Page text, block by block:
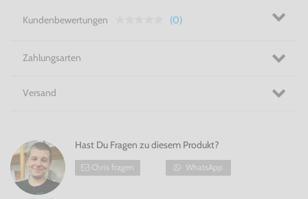
Schussmodus
Star Wars - Jedi Knight 2: Jedi Outcast für
Der gefallene Jedi Katarn greift erneut zu seinem
Entwickelt von den preisgekrönten Raven Studios
Wars - Jedi Knight 2: Jedi Outcast für GameCube!
Dieses Spiel auf der Wii spielen?
Kundenbewertungen (0)
Zahlungsarten
Versand
Hast Du Fragen zu diesem Produkt?
Chris fragen WhatsApp